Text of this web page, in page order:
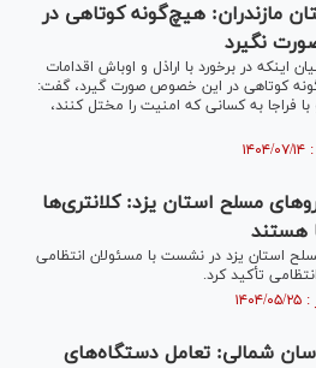
مازندران: هیچ‌گونه کوتاهی در
نگیرد
اینکه در برخورد با اراذل و اوباش اقدامات
کوتاهی در این خصوص صورت گیرد، گفت:
فراجا به کسانی که امنیت را مختل کنند،
مسلح استان یزد: کلانتری‌ها
هستند
استان یزد در نشست با مسئولان انتظامی
تأکید کرد.
شمالی: تعامل دستگاه‌های